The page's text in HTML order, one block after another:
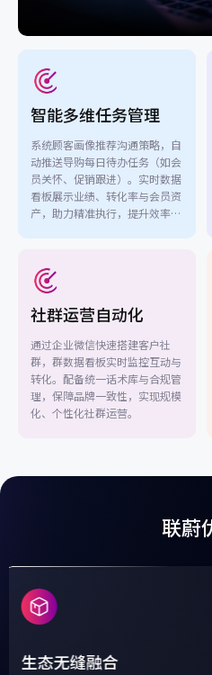
智能多维任务管理
系统顾客画像推荐沟通策略，自
动推送导购每日待办任务（如会
员关怀、促销跟进）。实时数据
看板展示业绩、转化率与会员资
产，助力精准执行，提升效率与
社群运营自动化
通过企业微信快速搭建客户社
群，群数据看板实时监控互动与
转化。配备统一话术库与合规管
理，保障品牌一致性，实现规模
化、个性化社群运营。
联蔚
客户资源传承不丢失